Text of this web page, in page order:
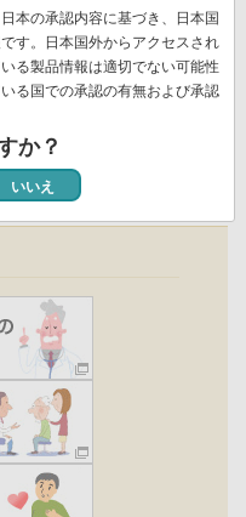
ト
ペ
ー
ジ
本の承認内容に基づき、日本国
す。日本国外からアクセスされ
る製品情報は適切でない可能性
る国での承認の有無および承認
か？
いいえ